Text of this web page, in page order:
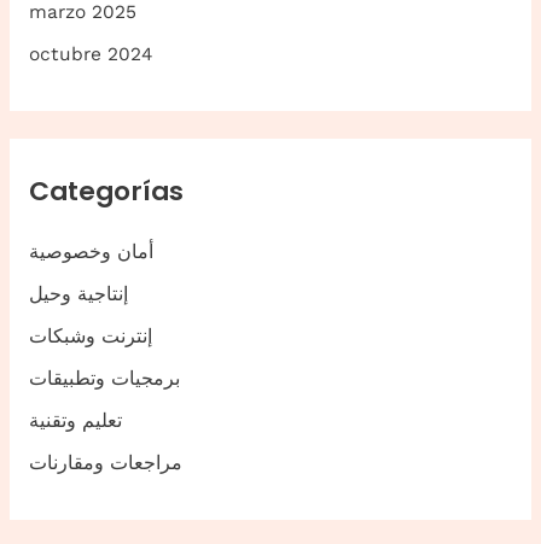
marzo 2025
octubre 2024
Categorías
أمان وخصوصية
إنتاجية وحيل
إنترنت وشبكات
برمجيات وتطبيقات
تعليم وتقنية
مراجعات ومقارنات